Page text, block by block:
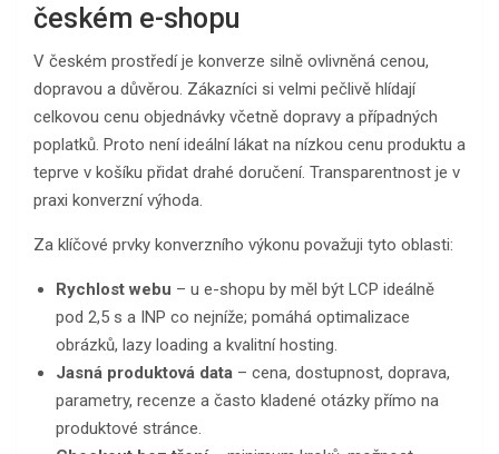
českém e-shopu
V českém prostředí je konverze silně ovlivněná cenou,
dopravou a důvěrou. Zákazníci si velmi pečlivě hlídají
celkovou cenu objednávky včetně dopravy a případných
poplatků. Proto není ideální lákat na nízkou cenu produktu a
teprve v košíku přidat drahé doručení. Transparentnost je v
praxi konverzní výhoda.
Za klíčové prvky konverzního výkonu považuji tyto oblasti:
Rychlost webu – u e-shopu by měl být LCP ideálně
pod 2,5 s a INP co nejníže; pomáhá optimalizace
obrázků, lazy loading a kvalitní hosting.
Jasná produktová data – cena, dostupnost, doprava,
parametry, recenze a často kladené otázky přímo na
produktové stránce.